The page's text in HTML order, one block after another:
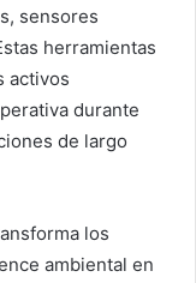
sensores
herramientas
activos
durante
de largo
los
ambiental en